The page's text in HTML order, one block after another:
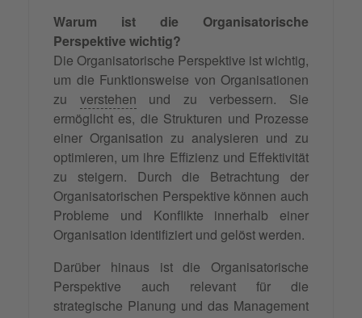
Warum ist die Organisatorische
Perspektive wichtig?
Die Organisatorische Perspektive ist wichtig,
um die Funktionsweise von Organisationen
zu verstehen und zu verbessern. Sie
ermöglicht es, die Strukturen und Prozesse
einer Organisation zu analysieren und zu
optimieren, um ihre Effizienz und Effektivität
zu steigern. Durch die Betrachtung der
Organisatorischen Perspektive können auch
Probleme und Konflikte innerhalb einer
Organisation identifiziert und gelöst werden.
Darüber hinaus ist die Organisatorische
Perspektive auch relevant für die
strategische Planung und das Management